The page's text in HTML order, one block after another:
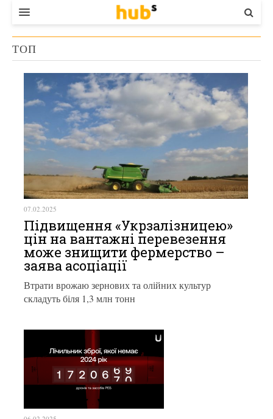
ВЛАДА
ЕКОНОМІКА
БІЗНЕС
СТАРТЕР
КОНТАКТИ
ТОП
07.02.2025
Підвищення «Укрзалізницею»
цін на вантажні перевезення
може знищити фермерство –
заява асоціації
Втрати врожаю зернових та олійних культур
складуть біля 1,3 млн тонн